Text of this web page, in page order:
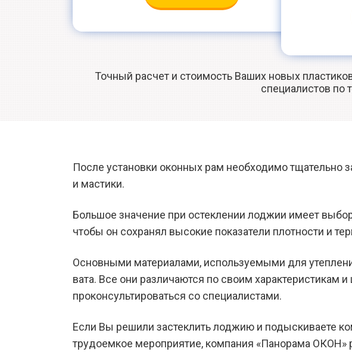
Точный расчет и стоимость Ваших новых
специалистов по
После установки оконных рам необходимо тщательно
и мастики.
Большое значение при остеклении лоджии имеет
чтобы он сохранял высокие показатели плотности и
Основными материалами, используемыми для
вата. Все они различаются по своим характеристикам
проконсультироваться со специалистами.
Если Вы решили застеклить лоджию и подыскиваете
трудоемкое мероприятие, компания «Панорама ОКОН»